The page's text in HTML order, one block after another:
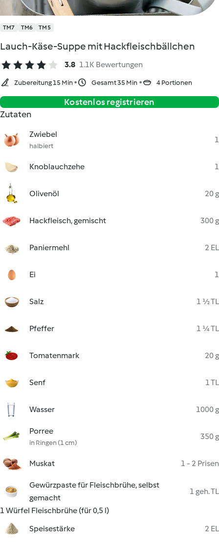
TM7 TM6 TM5
Lauch-Käse-Suppe mit Hackfleischbällchen
3.8 1.1K Bewertungen
Zubereitung 15 Min Gesamt 35 Min 4 Portionen
Kostenlos registrieren
Zutaten
Zwiebel
halbiert
1
Knoblauchzehe 1
Olivenöl 20 g
Hackfleisch, gemischt 300 g
Paniermehl 2 EL
Ei 1
Salz 1 ½ TL
Pfeffer 1 ¼ TL
Tomatenmark 20 g
Senf 1 TL
Wasser 1000 g
Porree
in Ringen (1 cm)
350 g
Muskat 1 - 2 Prisen
Gewürzpaste für Fleischbrühe, selbst
gemacht
1 geh. TL
1 Würfel Fleischbrühe (für 0,5 l)
Speisestärke
2 EL